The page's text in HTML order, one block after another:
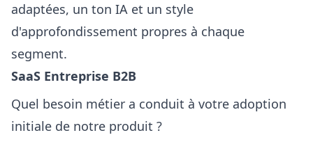
adaptées, un ton IA et un style
d'approfondissement propres à chaque
segment.
SaaS Entreprise B2B
Quel besoin métier a conduit à votre adoption
initiale de notre produit ?